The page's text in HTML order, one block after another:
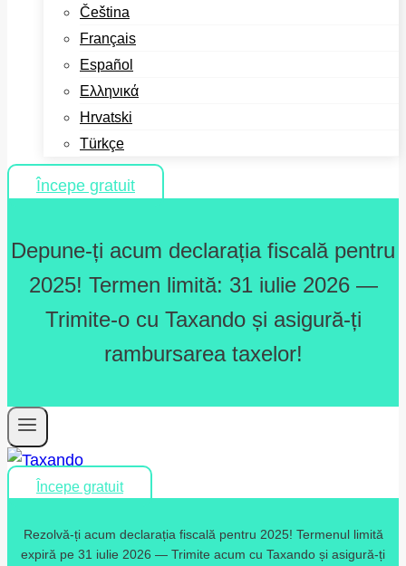
Čeština
Français
Español
Ελληνικά
Hrvatski
Türkçe
Începe gratuit
Depune-ți acum declarația fiscală pentru
2025! Termen limită: 31 iulie 2026 —
Trimite-o cu Taxando și asigură-ți
rambursarea taxelor!
Începe gratuit
Rezolvă-ți acum declarația fiscală pentru 2025! Termenul limită
expiră pe 31 iulie 2026 — Trimite acum cu Taxando și asigură-ți